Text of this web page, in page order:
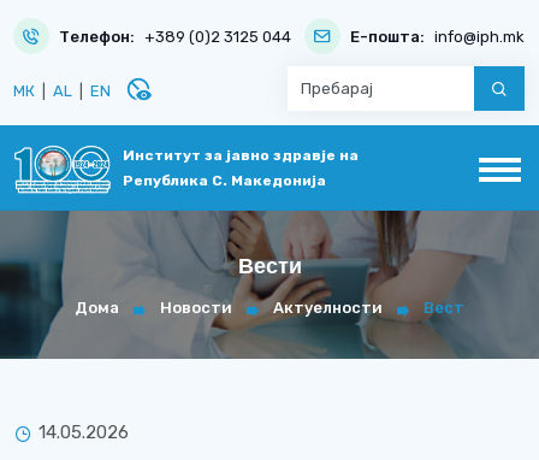
Телефон: +389 (0)2 3125 044 Е-пошта: info@iph.mk
МК AL EN disabled_visible
Институт за јавно здравје на
Република С. Македонија
Вести
Дома Новости Актуелности Вест
14.05.2026